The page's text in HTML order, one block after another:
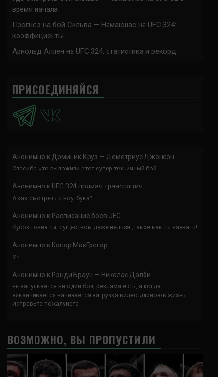
время начала
Прогноз на бой Сильва — Намаюнас на UFC 324:
коэффициенты
Арнольд Аллен на UFC 324: статистика и рекорд
ПРИСОЕДИНЯЙСЯ
Анонимно к Доминик Круз — Деметриус Джонсон
Спасибо что выложили этот супер техничный бой
Анонимно к UFC 324 прямая трансляция
А как смотреть с ноутбука?
Анонимно к Расписание боев UFC
Кусок говна ты, существом даже нельзя ,такое как ты назвать!
Анонимно к Конор МакГрегор
УЧ
Анонимно к Рэнди Браун — Николас Далби
не запускается ни один бой, реклама есть, а когда
заканчивается начинается загрузка видео длиною в жизнь.
Исправьте пожалуйста
ВОЗМОЖНО, ВЫ ПРОПУСТИЛИ